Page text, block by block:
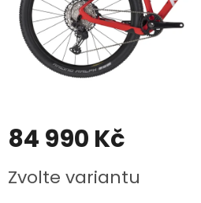
84 990 Kč
cena:
Zvolte variantu